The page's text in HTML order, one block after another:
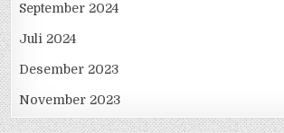
September 2024
Juli 2024
Desember 2023
November 2023